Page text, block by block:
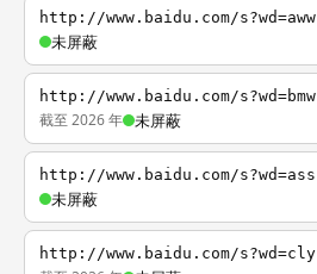
http://www.baidu.com/s?wd=aww
未屏蔽
http://www.baidu.com/s?wd=bmw
截至 2026 年 未屏蔽
http://www.baidu.com/s?wd=ass
未屏蔽
http://www.baidu.com/s?wd=cly